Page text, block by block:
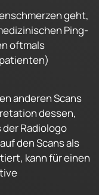
geht,
Ping-
oftmals
anderen Scans
dessen,
der Radiologo
den Scans als
kann für einen